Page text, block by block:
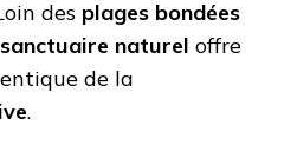
des plages bondées
sanctuaire naturel offre
de la
.